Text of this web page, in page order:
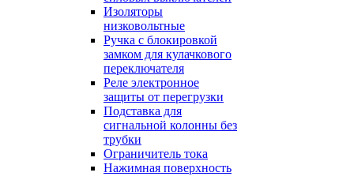
Изоляторы
низковольтные
Ручка с блокировкой
замком для кулачкового
переключателя
Реле электронное
защиты от перегрузки
Подставка для
сигнальной колонны без
трубки
Ограничитель тока
Нажимная поверхность